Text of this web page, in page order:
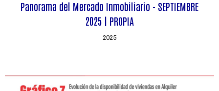
Panorama del Mercado Inmobiliario - SEPTIEMBRE
2025 | PROPIA
2025